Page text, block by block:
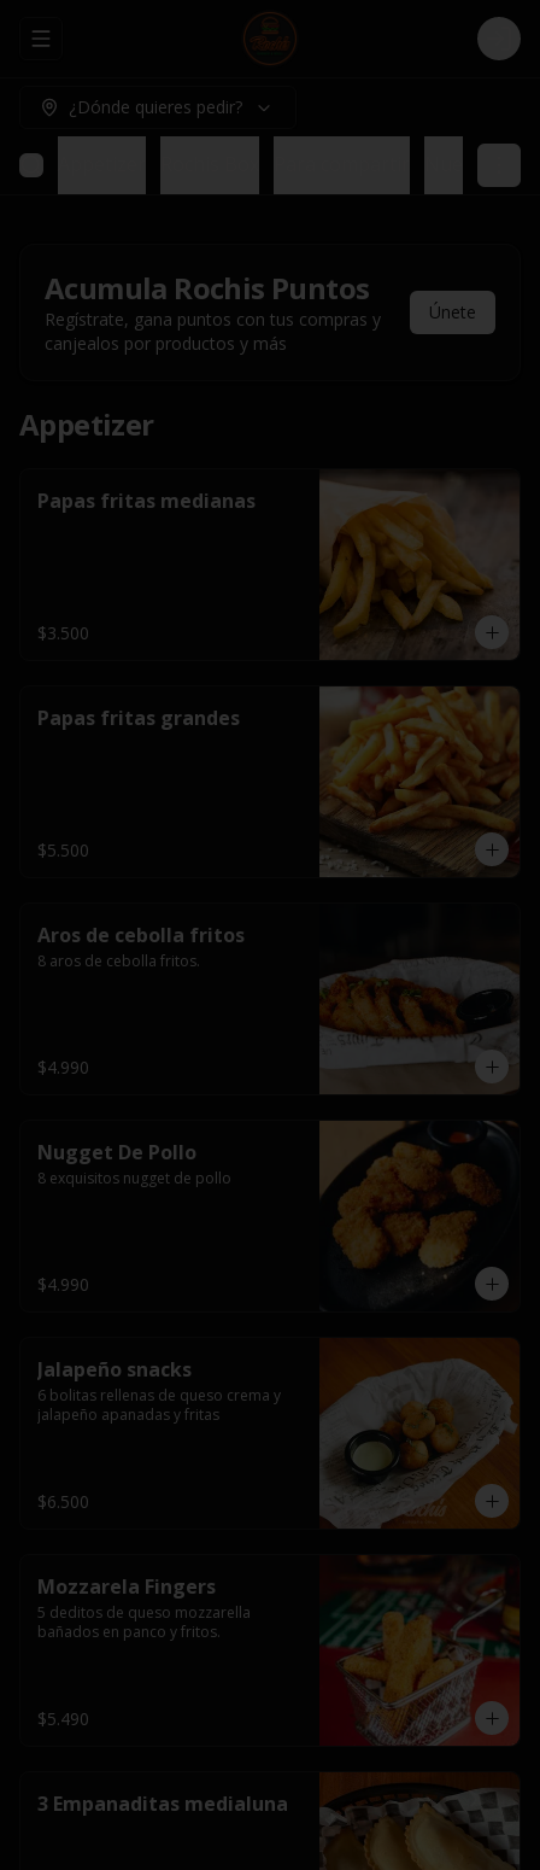
Abrir menu de navegación Login
¿Dónde quieres pedir?
Acumula Rochis Puntos
Regístrate, gana puntos con tus compras y
canjealos por productos y más
Únete
Appetizer
Papas fritas medianas
$3.500
Papas fritas grandes
$5.500
Aros de cebolla fritos
8 aros de cebolla fritos.
$4.990
Nugget De Pollo
8 exquisitos nugget de pollo
$4.990
Jalapeño snacks
6 bolitas rellenas de queso crema y
jalapeño apanadas y fritas
$6.500
Mozzarela Fingers
5 deditos de queso mozzarella
bañados en panco y fritos.
$5.490
3 Empanaditas medialuna